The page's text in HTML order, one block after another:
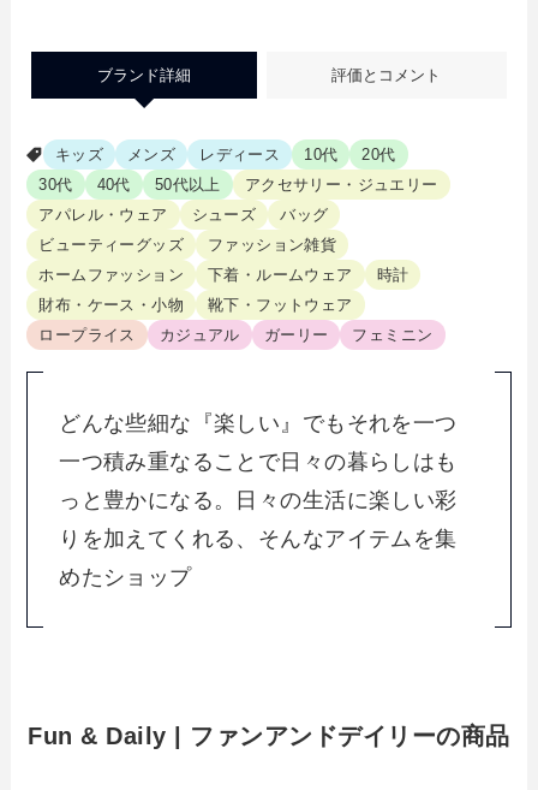
ブランド詳細 評価とコメント
キッズ メンズ レディース 10代
20代
30代
40代 50代以上
アクセサリー・ジュエリー
アパレル・ウェア
シューズ
バッグ
ビューティーグッズ
ファッション雑貨
ホームファッション
下着・ルームウェア
時計
財布・ケース・小物
靴下・フットウェア
ロープライス
カジュアル ガーリー フェミニン
どんな些細な『楽しい』でもそれを一つ
一つ積み重なることで日々の暮らしはも
っと豊かになる。日々の生活に楽しい彩
りを加えてくれる、そんなアイテムを集
めたショップ
Fun & Daily | ファンアンドデイリーの商品